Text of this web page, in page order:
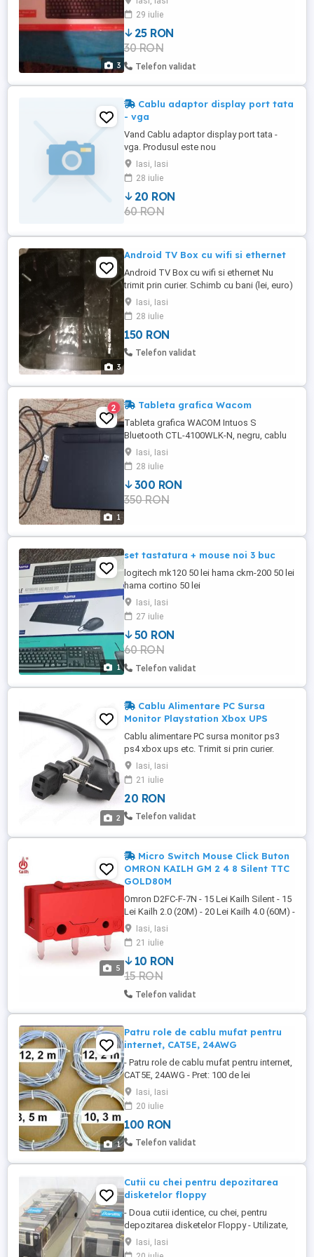
3
29 iulie
25 RON
30 RON
Telefon validat
Cablu adaptor display port tata
- vga
Vand Cablu adaptor display port tata -
vga. Produsul este nou
Iasi, Iasi
28 iulie
20 RON
60 RON
3
Android TV Box cu wifi si ethernet
Android TV Box cu wifi si ethernet Nu
trimit prin curier. Schimb cu bani (lei, euro)
sau cu 1 SSD NOU de 512GB. Predare
personala iasi 2 baieti, nu ma deplasez in
alte zone. Poti transforma un TV nonsmart
in TV smart. Are interfata ca la orice
Tableta telefon android Magazin play
Iasi, Iasi
28 iulie
150 RON
Telefon validat
1
2 Tableta grafica Wacom
Tableta grafica WACOM Intuos S
Bluetooth CTL-4100WLK-N, negru, cablu
USB, stylus.
Iasi, Iasi
28 iulie
300 RON
350 RON
1
set tastatura + mouse noi 3 buc
logitech mk120 50 lei hama ckm-200 50 lei
hama cortino 50 lei
Iasi, Iasi
27 iulie
50 RON
60 RON
Telefon validat
2
Cablu Alimentare PC Sursa
Monitor Playstation Xbox UPS
Cablu alimentare PC sursa monitor ps3
ps4 xbox ups etc. Trimit si prin curier.
Raspund si la mesaje. German Schuko
input and C13 output Molded plugs with
integrated strain relief 16A 250V
Iasi, Iasi
21 iulie
20 RON
Telefon validat
5
Micro Switch Mouse Click Buton
OMRON KAILH GM 2 4 8 Silent TTC
GOLD80M
Omron D2FC-F-7N - 15 Lei Kailh Silent - 15
Lei Kailh 2.0 (20M) - 20 Lei Kailh 4.0 (60M) -
25 Lei Kailh 8.0 (80M) - 30 Lei TTC Gold
80M - 30 Lei Buton rotita Omron B3F - 15
Lei Pret per buc. Trimit si prin curier. *
RASPUND SI LA MESAJ SMS WHATSAPP.
Produs NOU Micro Switch Buton click
mouse OMRON D2FC-F-7N ...
Iasi, Iasi
21 iulie
10 RON
15 RON
Telefon validat
1
Patru role de cablu mufat pentru
internet, CAT5E, 24AWG
- Patru role de cablu mufat pentru internet,
CAT5E, 24AWG - Pret: 100 de lei
Iasi, Iasi
20 iulie
100 RON
Telefon validat
Cutii cu chei pentru depozitarea
disketelor floppy
- Doua cutii identice, cu chei, pentru
depozitarea disketelor Floppy - Utilizate,
in stare buna - In fiecare cutie incap 50 de
diskete - Pret: 300 de lei ambele cutii -
Iasi, Iasi